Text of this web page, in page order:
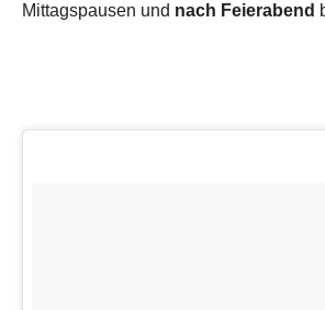
Mittagspausen und nach Feierabend